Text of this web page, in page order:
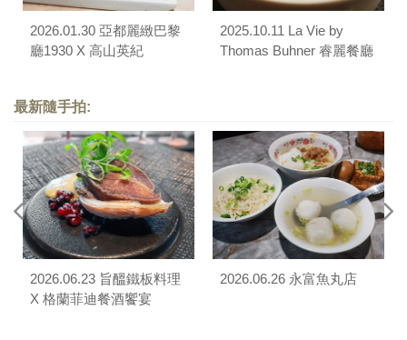
2026.01.30 亞都麗緻巴黎
廳1930 X 高山英紀
2025.10.11 La Vie by
Thomas Buhner 睿麗餐廳
最新隨手拍:
2026.06.23 旨醞鐵板料理
X 格蘭菲迪餐酒饗宴
2026.06.26 永富魚丸店